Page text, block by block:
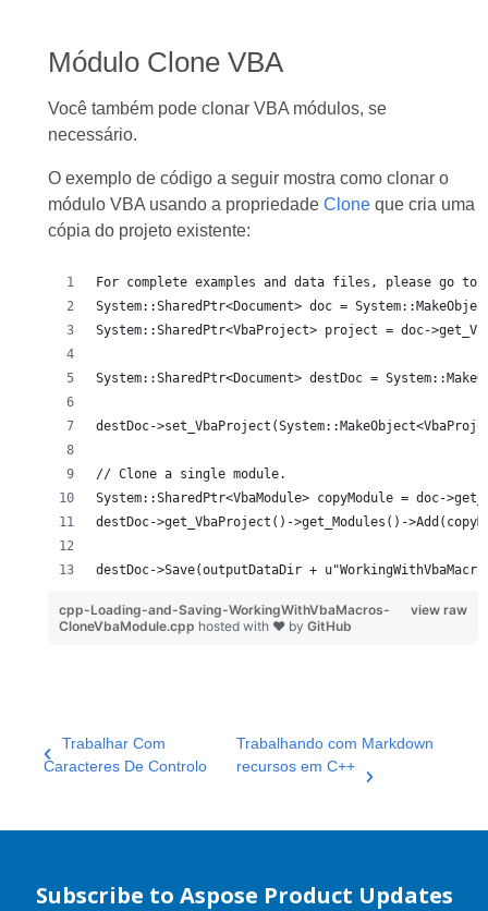
Módulo Clone VBA
Você também pode clonar VBA módulos, se
necessário.
O exemplo de código a seguir mostra como clonar o
módulo VBA usando a propriedade Cloneque cria uma
cópia do projeto existente:
For complete examples and data files, please go to
System::SharedPtr<Document> doc =
System::SharedPtr<VbaProject> project = doc-
System::SharedPtr<Document> destDoc =
destDoc-
// Clone a single module.
System::SharedPtr<VbaModule> copyModule = doc-
destDoc->get_VbaProject()->get_Modules()-
destDoc->Save(outputDataDir +
view raw
cpp-Loading-and-Saving-WorkingWithVbaMacros-
CloneVbaModule.cpp hosted with ❤ by GitHub
Trabalhar Com
Caracteres De Controlo
Trabalhando com Markdown
recursos em C++
Subscribe to Aspose Product Updates